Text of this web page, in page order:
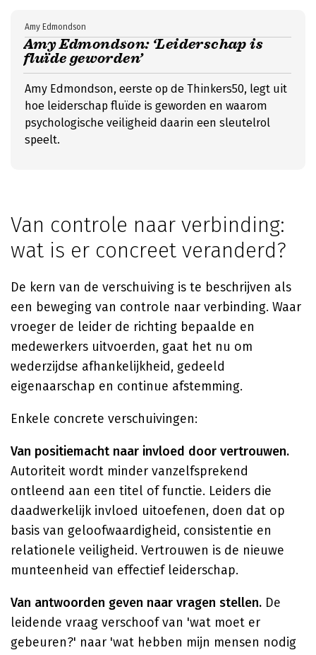
Amy Edmondson: ‘Leiderschap is
fluïde geworden’
Amy Edmondson
Amy Edmondson, eerste op de Thinkers50, legt uit
hoe leiderschap fluïde is geworden en waarom
psychologische veiligheid daarin een sleutelrol
speelt.
Van controle naar verbinding:
wat is er concreet veranderd?
De kern van de verschuiving is te beschrijven als
een beweging van controle naar verbinding. Waar
vroeger de leider de richting bepaalde en
medewerkers uitvoerden, gaat het nu om
wederzijdse afhankelijkheid, gedeeld
eigenaarschap en continue afstemming.
Enkele concrete verschuivingen:
Van positiemacht naar invloed door vertrouwen.
Autoriteit wordt minder vanzelfsprekend
ontleend aan een titel of functie. Leiders die
daadwerkelijk invloed uitoefenen, doen dat op
basis van geloofwaardigheid, consistentie en
relationele veiligheid. Vertrouwen is de nieuwe
munteenheid van effectief leiderschap.
Van antwoorden geven naar vragen stellen. De
leidende vraag verschoof van 'wat moet er
gebeuren?' naar 'wat hebben mijn mensen nodig